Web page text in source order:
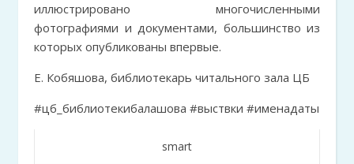
иллюстрировано многочисленными
фотографиями и документами, большинство из
которых опубликованы впервые.
Е. Кобяшова, библиотекарь читального зала ЦБ
#цб_библиотекибалашова #выствки #именадаты
smart